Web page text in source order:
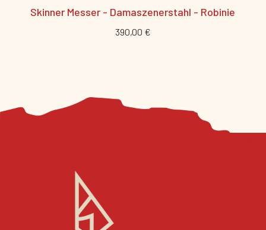
Skinner Messer - Damaszenerstahl - Robinie
390,00 €